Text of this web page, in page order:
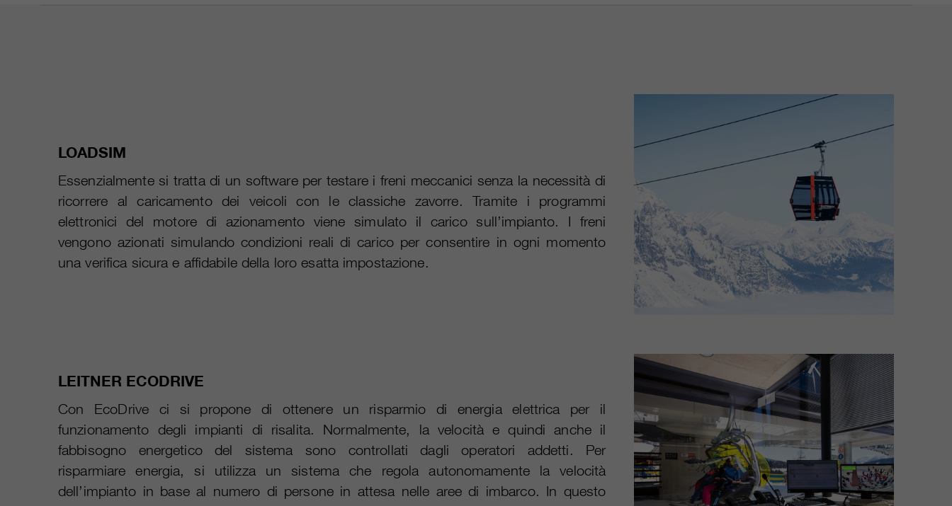
LOADSIM
Essenzialmente si tratta di un software per testare i freni meccanici senza la necessità di
ricorrere al caricamento dei veicoli con le classiche zavorre. Tramite i programmi
elettronici del motore di azionamento viene simulato il carico sull’impianto. I freni
vengono azionati simulando condizioni reali di carico per consentire in ogni momento
una verifica sicura e affidabile della loro esatta impostazione.
LEITNER ECODRIVE
Con EcoDrive ci si propone di ottenere un risparmio di energia elettrica per il
funzionamento degli impianti di risalita. Normalmente, la velocità e quindi anche il
fabbisogno energetico del sistema sono controllati dagli operatori addetti. Per
risparmiare energia, si utilizza un sistema che regola autonomamente la velocità
dell’impianto in base al numero di persone in attesa nelle aree di imbarco. In questo